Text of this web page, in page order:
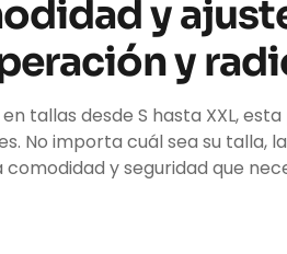
y
y
tallas desde S hasta XXL,
No importa cuál sea su talla,
comodidad y seguridad que